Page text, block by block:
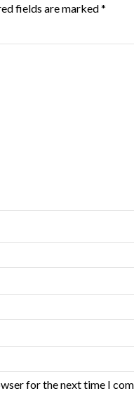
fields are marked*
for the next time I